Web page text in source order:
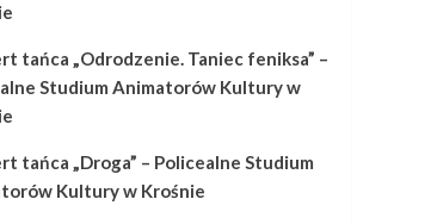
tańca „Odrodzenie. Taniec feniksa” –
Studium Animatorów Kultury w
tańca „Droga” – Policealne Studium
Kultury w Krośnie